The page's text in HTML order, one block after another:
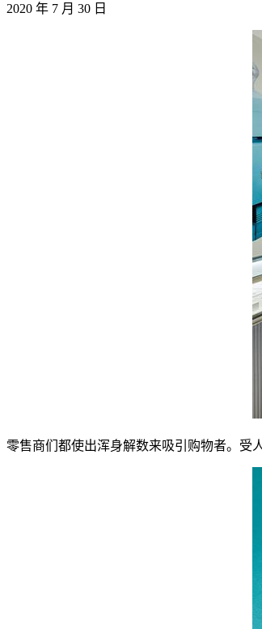
2020 年 7 月 30 日
零售商们都使出浑身解数来吸引购物者。受